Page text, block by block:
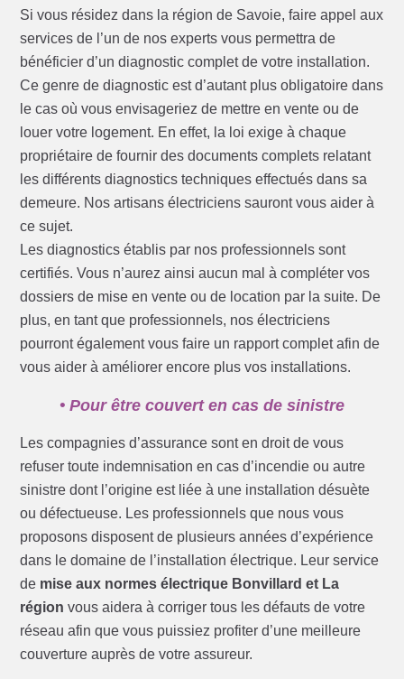
Si vous résidez dans la région de Savoie, faire appel aux
services de l’un de nos experts vous permettra de
bénéficier d’un diagnostic complet de votre installation.
Ce genre de diagnostic est d’autant plus obligatoire dans
le cas où vous envisageriez de mettre en vente ou de
louer votre logement. En effet, la loi exige à chaque
propriétaire de fournir des documents complets relatant
les différents diagnostics techniques effectués dans sa
demeure. Nos artisans électriciens sauront vous aider à
ce sujet.
Les diagnostics établis par nos professionnels sont
certifiés. Vous n’aurez ainsi aucun mal à compléter vos
dossiers de mise en vente ou de location par la suite. De
plus, en tant que professionnels, nos électriciens
pourront également vous faire un rapport complet afin de
vous aider à améliorer encore plus vos installations.
• Pour être couvert en cas de sinistre
Les compagnies d’assurance sont en droit de vous
refuser toute indemnisation en cas d’incendie ou autre
sinistre dont l’origine est liée à une installation désuète
ou défectueuse. Les professionnels que nous vous
proposons disposent de plusieurs années d’expérience
dans le domaine de l’installation électrique. Leur service
de mise aux normes électrique Bonvillard et La
région vous aidera à corriger tous les défauts de votre
réseau afin que vous puissiez profiter d’une meilleure
couverture auprès de votre assureur.